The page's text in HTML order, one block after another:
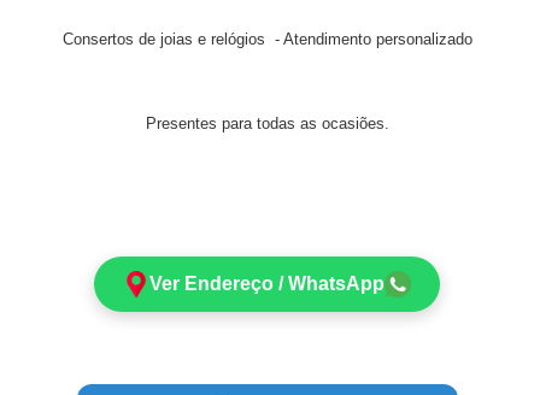
Consertos de joias e relógios - Atendimento personalizado
Presentes para todas as ocasiões.
Ver Endereço / WhatsApp